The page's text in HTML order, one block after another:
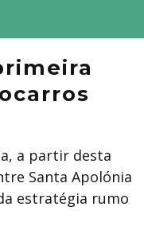
a partir desta
Santa Apolónia
estratégia rumo